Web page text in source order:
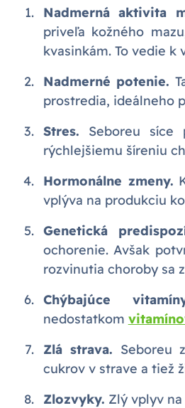
Nadmerná aktivita
priveľa kožného
kvasinkám. To vedie k
Nadmerné potenie.
prostredia, ideálneho
Stres. Seboreu síce
rýchlejšiemu šíreniu
Hormonálne zmeny.
vplýva na produkciu
Genetická
ochorenie. Avšak
rozvinutia choroby sa
Chýbajúce
nedostatkom
Zlá strava. Seboreu
cukrov v strave a tiež
Zlozvyky. Zlý vplyv